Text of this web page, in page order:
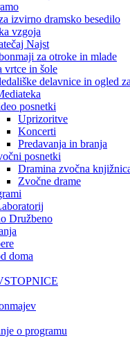
izvirno dramsko besedilo
vzgoja
Najst
za otroke in mlade
vrtce in šole
delavnice in ogled
posnetki
Uprizoritve
Koncerti
Predavanja in branja
posnetki
Dramina zvočna
Zvočne drame
Družbeno
doma
o programu